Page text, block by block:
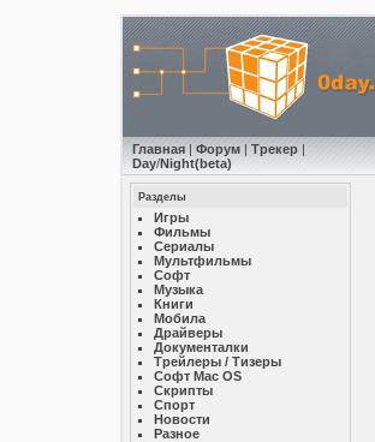
Главная| Форум| Трекер|
Day/Night(beta)
Разделы
Игры
Фильмы
Сериалы
Мультфильмы
Софт
Музыкa
Книги
Мобила
Драйверы
Документалки
Трейлеры / Тизеры
Софт Mac OS
Скрипты
Спорт
Новости
Разное